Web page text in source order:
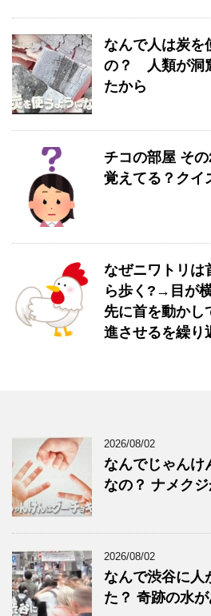
なんで人は炭を
の？ 人類が洞
たから
チコの部屋 そ
覚えてる？クイ
なぜニワトリは
ら歩く?→目が
先に首を動かし
進させるを繰り
2026/08/02
なんでじゃんけ
なの？ ナメク
2026/08/02
なんで渋谷に人
た？ 奇跡の水